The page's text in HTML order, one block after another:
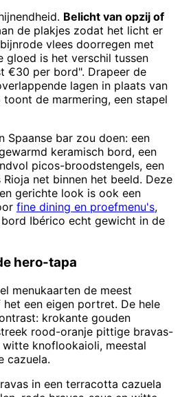
Belicht van opzij of
de plakjes zodat het licht er
vlees doorregen met
is het verschil tussen
€30 per bord". Drapeer de
lagen in plaats van
de marmering, een stapel
Spaanse bar zou doen: een
keramisch bord, een
picos-broodstengels, een
net binnen het beeld. Deze
gerichte look is ook een
fine dining en proefmenu's,
Ibérico echt gewicht in de
hero-tapa
menukaarten de meest
een eigen portret. De hele
krokante gouden
rood-oranje pittige bravas-
witte knoflookaioli, meestal
cazuela.
in een terracotta cazuela